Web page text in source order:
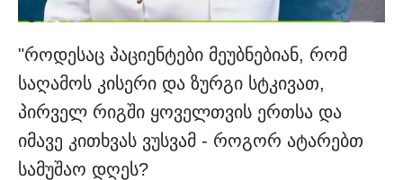
"როდესაც პაციენტები მეუბნებიან, რომ
საღამოს კისერი და ზურგი სტკივათ,
პირველ რიგში ყოველთვის ერთსა და
იმავე კითხვას ვუსვამ - როგორ ატარებთ
სამუშაო დღეს?